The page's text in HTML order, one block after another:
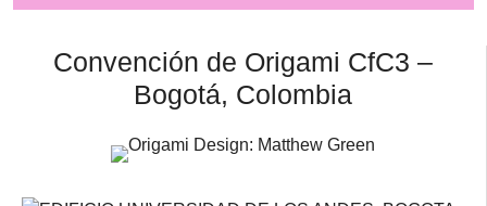
Convención de Origami CfC3 –
Bogotá, Colombia